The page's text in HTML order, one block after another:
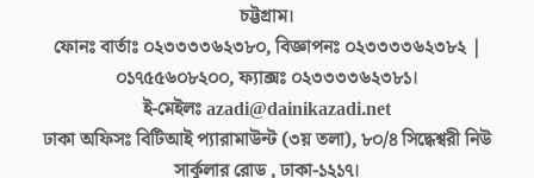
চট্টগ্রাম।
ফোনঃ বার্তাঃ ০২৩৩৩৩৬২৩৮০, বিজ্ঞাপনঃ ০২৩৩৩৩৬২৩৮২ |
০১৭৫৫৬০৮২০০, ফ্যাক্সঃ ০২৩৩৩৩৬২৩৮১।
ই-মেইলঃazadi@dainikazadi.net
ঢাকা অফিসঃবিটিআই প্যারামাউন্ট (৩য় তলা), ৮০/৪ সিদ্ধেশ্বরী নিউ
সার্কুলার রোড , ঢাকা-১২১৭।